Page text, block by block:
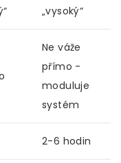
„vysoký“
Ne váže
přímo -
moduluje
systém
2-6 hodin